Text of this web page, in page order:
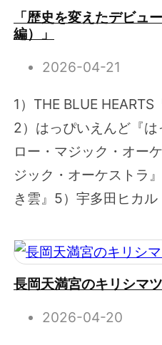
「歴史を変えたデビュ
編）」
2026-04-21
1）THE BLUE HEARTS
2）はっぴいえんど『
ロー・マジック・オー
ジック・オーケストラ
き雲』5）宇多田ヒカ
長岡天満宮のキリシマ
2026-04-20